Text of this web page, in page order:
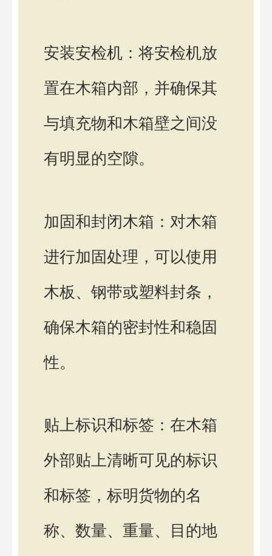
安装安检机：将安检机放
置在木箱内部，并确保其
与填充物和木箱壁之间没
有明显的空隙。
加固和封闭木箱：对木箱
进行加固处理，可以使用
木板、钢带或塑料封条，
确保木箱的密封性和稳固
性。
贴上标识和标签：在木箱
外部贴上清晰可见的标识
和标签，标明货物的名
称、数量、重量、目的地